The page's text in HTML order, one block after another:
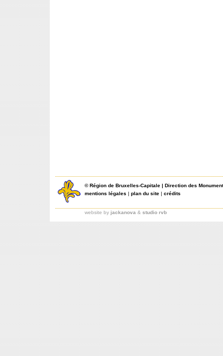
©Région de Bruxelles-Capitale | Direction des
mentions légales | plan du site | crédits
website by jackanova & studio rvb